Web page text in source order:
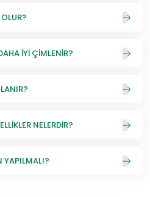
İYI ÇIMLENIR?
NELERDIR?
YAPILMALI?